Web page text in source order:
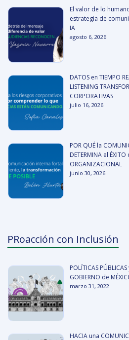
El valor de lo
estrategia de
IA
agosto 6, 2026
DATOS en TIEMPO
LISTENING
CORPORATIVAS
julio 16, 2026
POR QUÉ la
DETERMINA el
ORGANIZACIONAL
junio 30, 2026
PRoacción con Inclusión
POLÍTICAS
GOBIERNO de
marzo 31, 2022
HACIA una